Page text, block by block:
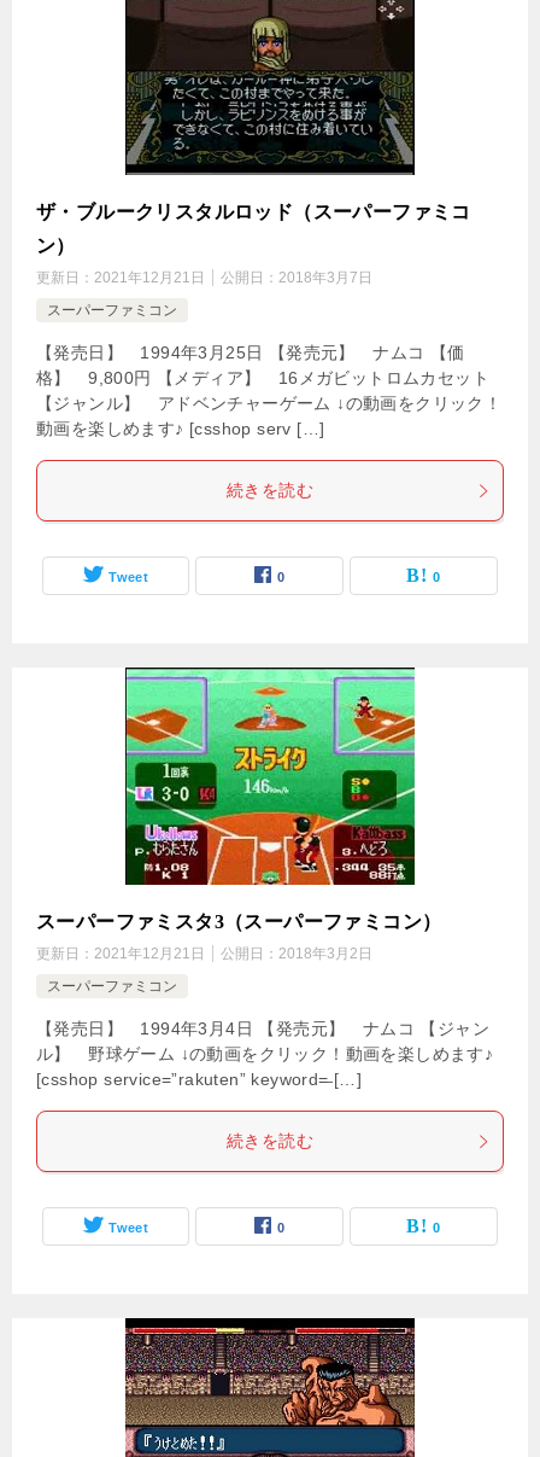
ザ・ブルークリスタルロッド（スーパーファミコ
ン）
更新日： 2021年12月21日 公開日： 2018年3月7日
スーパーファミコン
【発売日】 1994年3月25日 【発売元】 ナムコ 【価
格】 9,800円 【メディア】 16メガビットロムカセット
【ジャンル】 アドベンチャーゲーム ↓の動画をクリック！
動画を楽しめます♪ [csshop serv […]
続きを読む
Tweet 0 0
スーパーファミスタ3（スーパーファミコン）
更新日： 2021年12月21日 公開日： 2018年3月2日
スーパーファミコン
【発売日】 1994年3月4日 【発売元】 ナムコ 【ジャン
ル】 野球ゲーム ↓の動画をクリック！動画を楽しめます♪
[csshop service=”rakuten” keyword=̶ […]
続きを読む
Tweet 0 0